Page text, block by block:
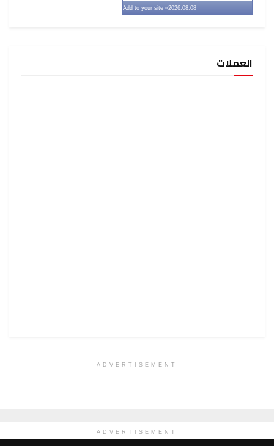
2026.08.08
» Add to your site
العملات
ADVERTISEMENT
ADVERTISEMENT